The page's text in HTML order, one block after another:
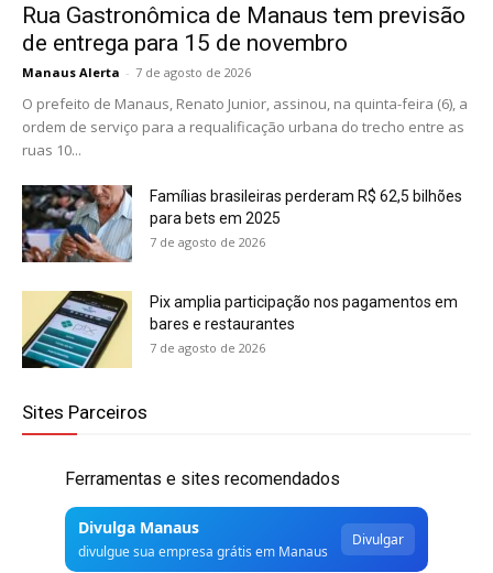
Rua Gastronômica de Manaus tem previsão
de entrega para 15 de novembro
Manaus Alerta - 7 de agosto de 2026
O prefeito de Manaus, Renato Junior, assinou, na quinta-feira (6), a
ordem de serviço para a requalificação urbana do trecho entre as
ruas 10...
Famílias brasileiras perderam R$ 62,5 bilhões
para bets em 2025
7 de agosto de 2026
Pix amplia participação nos pagamentos em
bares e restaurantes
7 de agosto de 2026
Sites Parceiros
Ferramentas e sites recomendados
Divulga Manaus
divulgue sua empresa grátis em Manaus
Divulgar